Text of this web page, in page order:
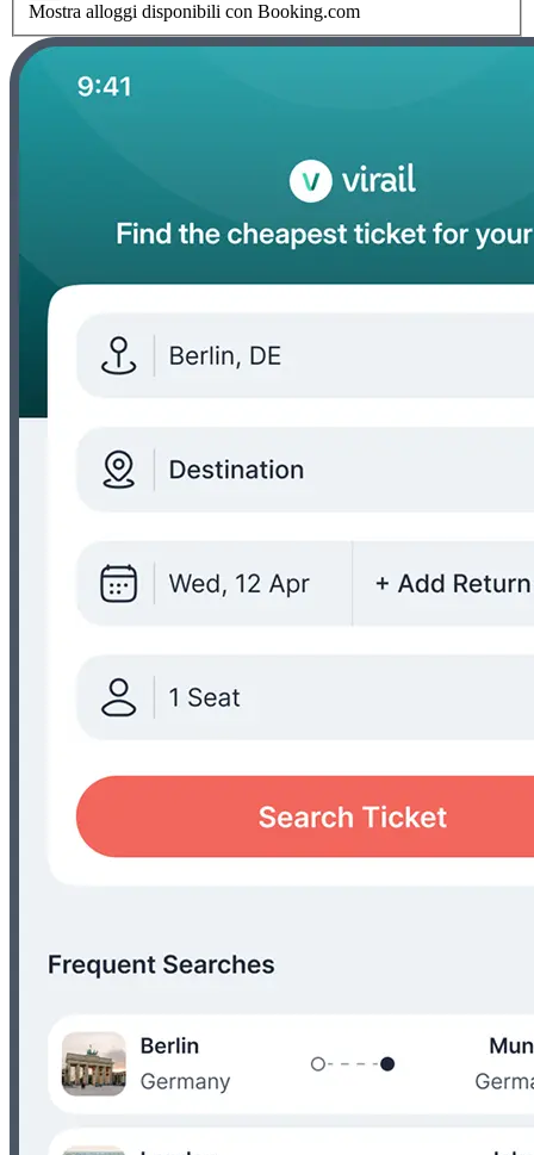
Mostra alloggi disponibili con Booking.com